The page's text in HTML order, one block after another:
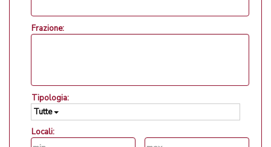
Frazione:
Tipologia:
Tutte
Locali: